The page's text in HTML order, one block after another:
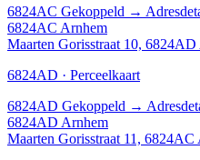
6824AC Gekoppeld →
6824AC Arnhem
Maarten Gorisstraat 10,
6824AD · Perceelkaart
6824AD Gekoppeld →
6824AD Arnhem
Maarten Gorisstraat 11, 6824AC